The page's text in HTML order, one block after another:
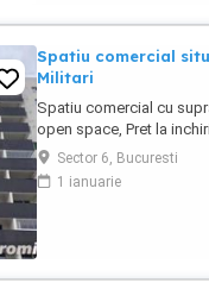
Spatiu comercial
Militari
Spatiu comercial cu
open space, Pret la
T.V.A; Pret vanzare
Este situat intr-o cladire
construita in anul 2020 la
Sector 6, Bucuresti
1 ianuarie